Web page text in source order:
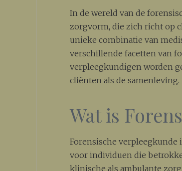
In de wereld van de
zorgvorm, die zich richt op
unieke combinatie van
verschillende facetten van
verpleegkundigen worden
cliënten als de samenleving.
Wat is
Forensische verpleegkunde
voor individuen die
klinische als ambulante